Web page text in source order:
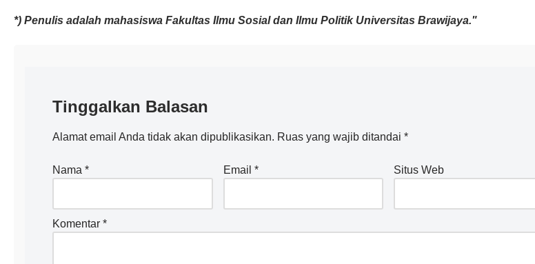
*) Penulis adalah mahasiswa Fakultas Ilmu Sosial dan Ilmu Politik Universitas Brawijaya."
Tinggalkan Balasan
Alamat email Anda tidak akan dipublikasikan. Ruas yang wajib ditandai *
Nama * Email * Situs Web
Komentar *